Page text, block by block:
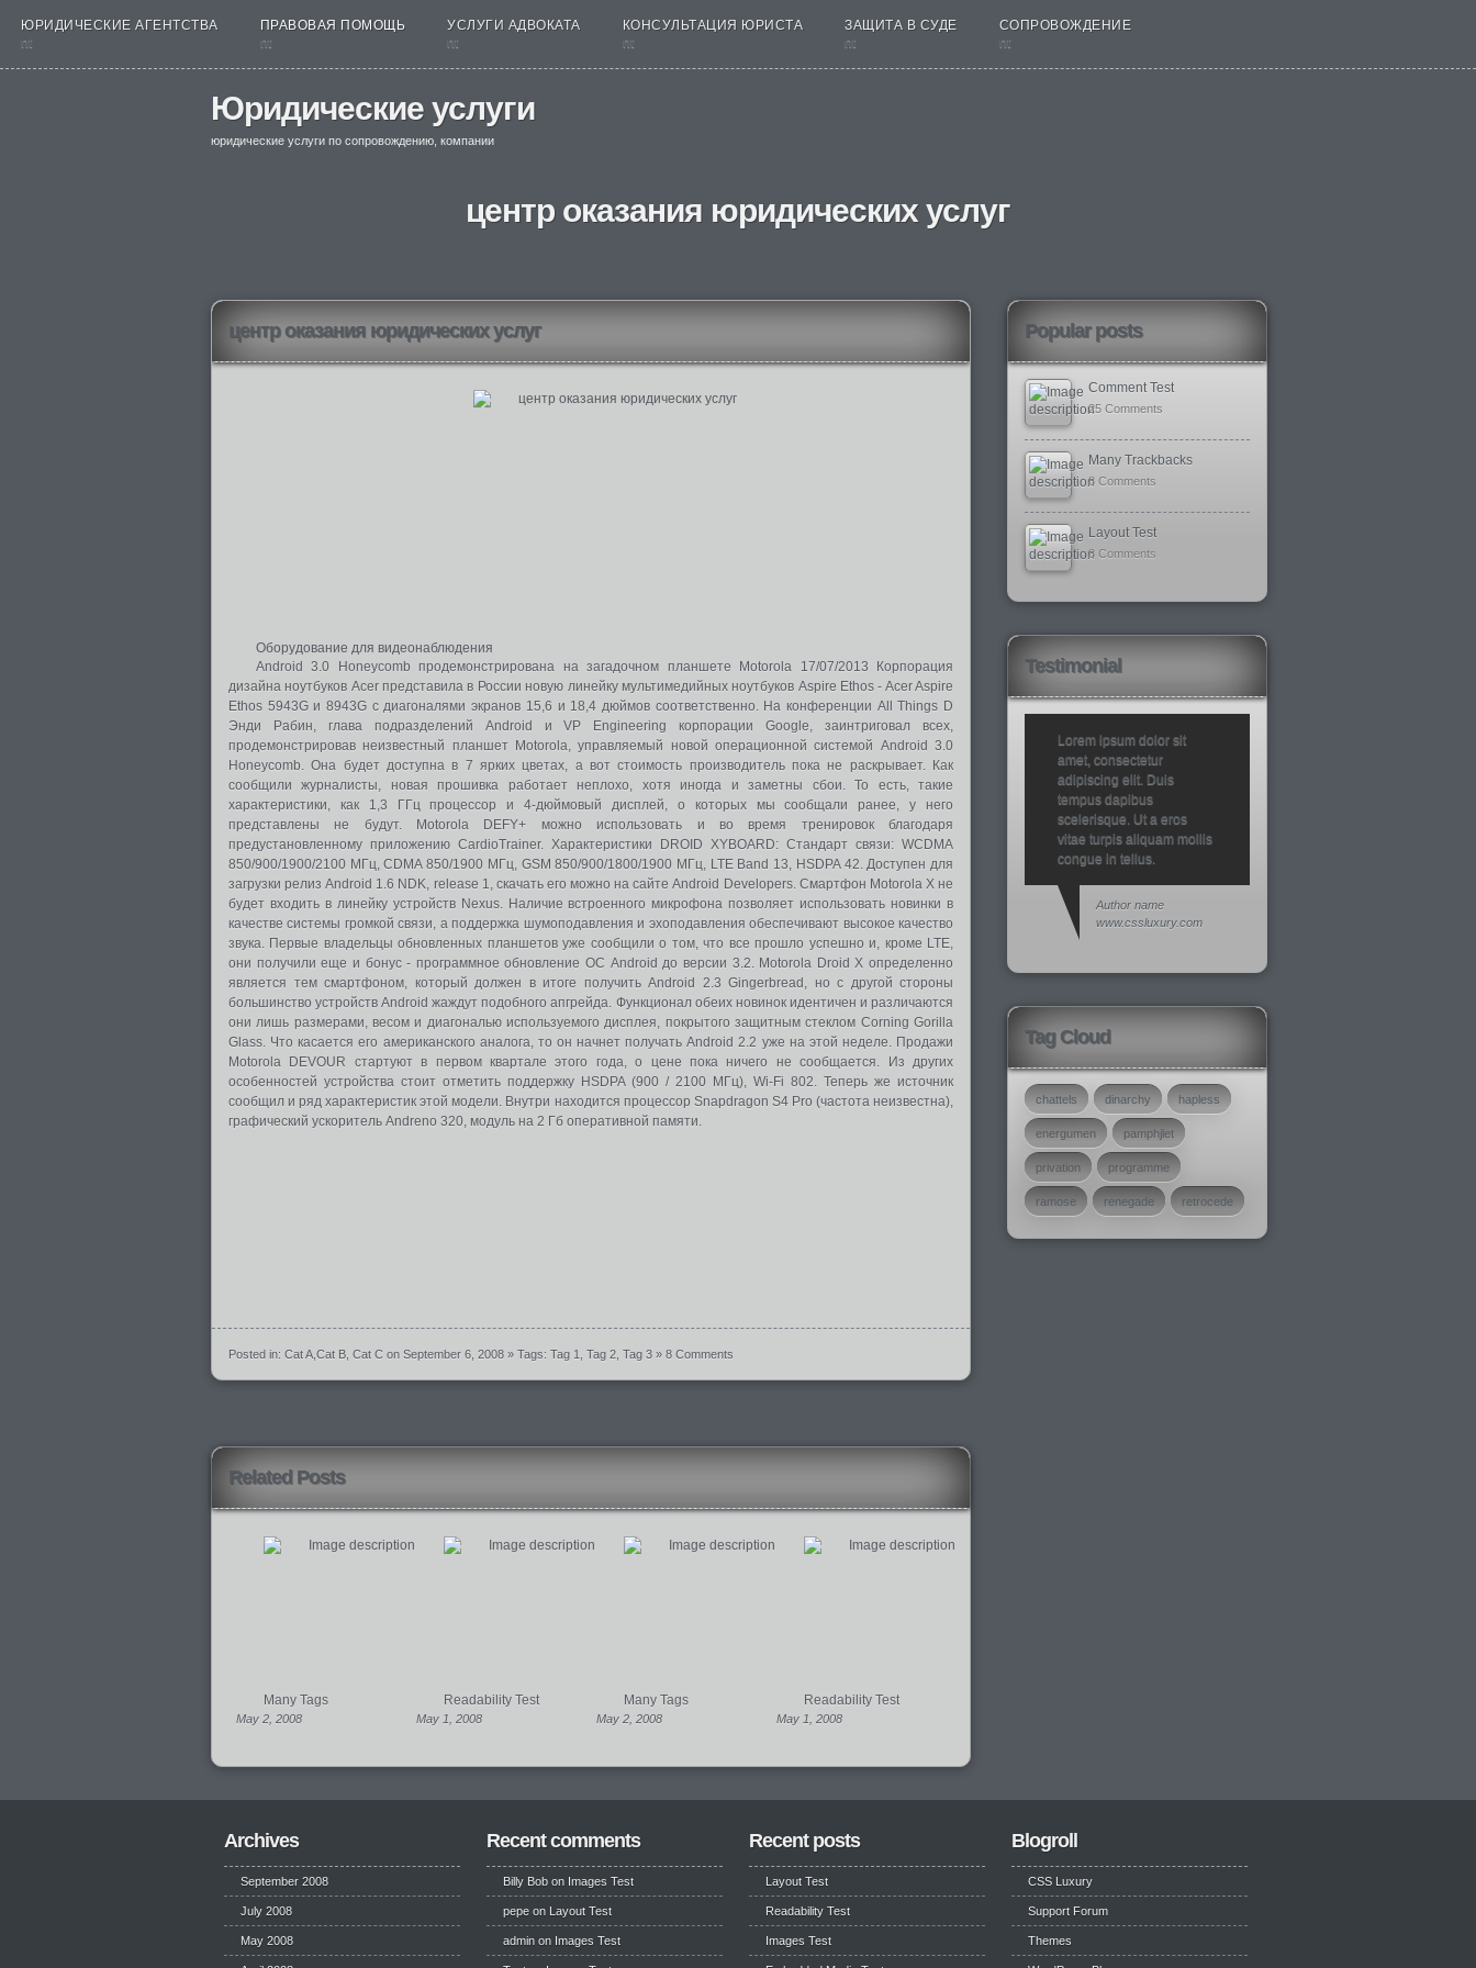
ЮРИДИЧЕСКИЕ АГЕНТСТВА
nt
ПРАВОВАЯ ПОМОЩЬ
nt
УСЛУГИ АДВОКАТА
nt
КОНСУЛЬТАЦИЯ ЮРИСТА
nt
ЗАЩИТА В СУДЕ
nt
СОПРОВОЖДЕНИЕ
nt
Юридические услуги
юридические услуги по сопровождению, компании
центр оказания юридических услуг
центр оказания юридических услуг
Оборудование для видеонаблюдения
Android 3.0 Honeycomb продемонстрирована на загадочном планшете Motorola 17/07/2013 Корпорация
дизайна ноутбуков Acer представила в России новую линейку мультимедийных ноутбуков Aspire Ethos - Acer Aspire
Ethos 5943G и 8943G с диагоналями экранов 15,6 и 18,4 дюймов соответственно. На конференции All Things D
Энди Рабин, глава подразделений Android и VP Engineering корпорации Google, заинтриговал всех,
продемонстрировав неизвестный планшет Motorola, управляемый новой операционной системой Android 3.0
Honeycomb. Она будет доступна в 7 ярких цветах, а вот стоимость производитель пока не раскрывает. Как
сообщили журналисты, новая прошивка работает неплохо, хотя иногда и заметны сбои. То есть, такие
характеристики, как 1,3 ГГц процессор и 4-дюймовый дисплей, о которых мы сообщали ранее, у него
представлены не будут. Motorola DEFY+ можно использовать и во время тренировок благодаря
предустановленному приложению CardioTrainer. Характеристики DROID XYBOARD: Стандарт связи: WCDMA
850/900/1900/2100 МГц, CDMA 850/1900 МГц, GSM 850/900/1800/1900 МГц, LTE Band 13, HSDPA 42. Доступен для
загрузки релиз Android 1.6 NDK, release 1, скачать его можно на сайте Android Developers. Смартфон Motorola X не
будет входить в линейку устройств Nexus. Наличие встроенного микрофона позволяет использовать новинки в
качестве системы громкой связи, а поддержка шумоподавления и эхоподавления обеспечивают высокое качество
звука. Первые владельцы обновленных планшетов уже сообщили о том, что все прошло успешно и, кроме LTE,
они получили еще и бонус - программное обновление ОС Android до версии 3.2. Motorola Droid X определенно
является тем смартфоном, который должен в итоге получить Android 2.3 Gingerbread, но с другой стороны
большинство устройств Android жаждут подобного апгрейда. Функционал обеих новинок идентичен и различаются
они лишь размерами, весом и диагональю используемого дисплея, покрытого защитным стеклом Corning Gorilla
Glass. Что касается его американского аналога, то он начнет получать Android 2.2 уже на этой неделе. Продажи
Motorola DEVOUR стартуют в первом квартале этого года, о цене пока ничего не сообщается. Из других
особенностей устройства стоит отметить поддержку HSDPA (900 / 2100 МГц), Wi-Fi 802. Теперь же источник
сообщил и ряд характеристик этой модели. Внутри находится процессор Snapdragon S4 Pro (частота неизвестна),
графический ускоритель Andreno 320, модуль на 2 Гб оперативной памяти.
Posted in: Cat A Cat B Cat C on September 6, 2008 » Tags: Tag 1 Tag 2 Tag 3 » 8 Comments
Related Posts
Many Tags
May 2, 2008
Readability Test
May 1, 2008
Many Tags
May 2, 2008
Readability Test
May 1, 2008
Popular posts
Comment Test
25 Comments
Many Trackbacks
8 Comments
Layout Test
8 Comments
Testimonial
Lorem ipsum dolor sit
amet, consectetur
adipiscing elit. Duis
tempus dapibus
scelerisque. Ut a eros
vitae turpis aliquam mollis
congue in tellus.
Author name
www.cssluxury.com
Tag Cloud
chattels dinarchy hapless
energumen pamphjlet
privation programme
ramose renegade retrocede
Archives
September 2008
July 2008
May 2008
Recent comments
Billy Bob on Images Test
pepe on Layout Test
admin on Images Test
Recent posts
Layout Test
Readability Test
Images Test
Blogroll
CSS Luxury
Support Forum
Themes